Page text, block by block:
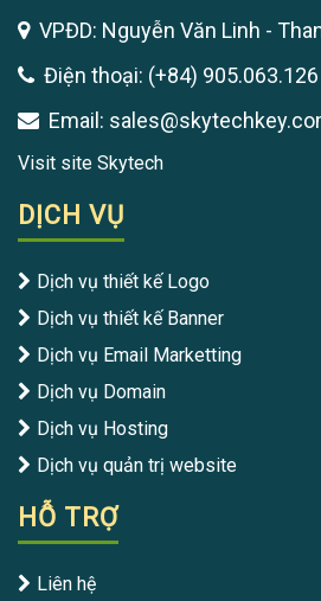
VPĐD: Nguyễn Văn Linh -
Điện thoại: (+84) 905.063.126
Email:
Visit site Skytech
DỊCH VỤ
Dịch vụ thiết kế Logo
Dịch vụ thiết kế Banner
Dịch vụ Email Marketting
Dịch vụ Domain
Dịch vụ Hosting
Dịch vụ quản trị website
HỖ TRỢ
Liên hệ